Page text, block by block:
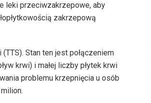
leki przeciwzakrzepowe, aby
zakrzepową
Stan ten jest połączeniem
krwi) i małej liczby płytek krwi
problemu krzepnięcia u osób